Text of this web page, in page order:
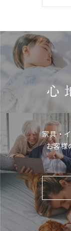
家具・
お客様